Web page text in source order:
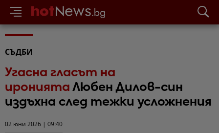
СЪДБИ
Угасна гласът на
иронията Любен Дилов-син
издъхна след тежки усложнения
02 юни 2026 | 09:40